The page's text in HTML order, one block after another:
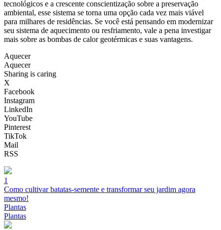
tecnológicos e a crescente conscientização sobre a preservação
ambiental, esse sistema se torna uma opção cada vez mais viável
para milhares de residências. Se você está pensando em modernizar
seu sistema de aquecimento ou resfriamento, vale a pena investigar
mais sobre as bombas de calor geotérmicas e suas vantagens.
Aquecer
Aquecer
Sharing is caring
X
Facebook
Instagram
LinkedIn
YouTube
Pinterest
TikTok
Mail
RSS
1
Como cultivar batatas-semente e transformar seu jardim agora
mesmo!
Plantas
Plantas